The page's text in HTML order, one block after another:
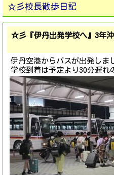
☆彡校長散歩日記
☆彡『伊丹出発学校へ』3年
伊丹空港からバスが出発しま
学校到着は予定より30分遅れ